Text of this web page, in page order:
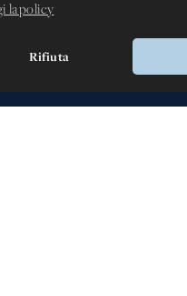
la policy
Rifiuta